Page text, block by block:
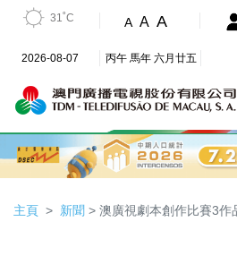
31˚C A A A
2026-08-07 丙午 馬年 六月廿五
主頁 新聞 > 澳廣視劇本創作比賽3作